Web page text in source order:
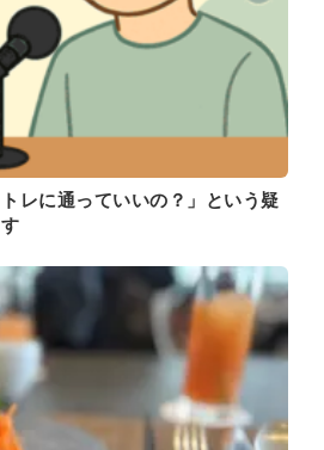
レに通っていいの？」という疑